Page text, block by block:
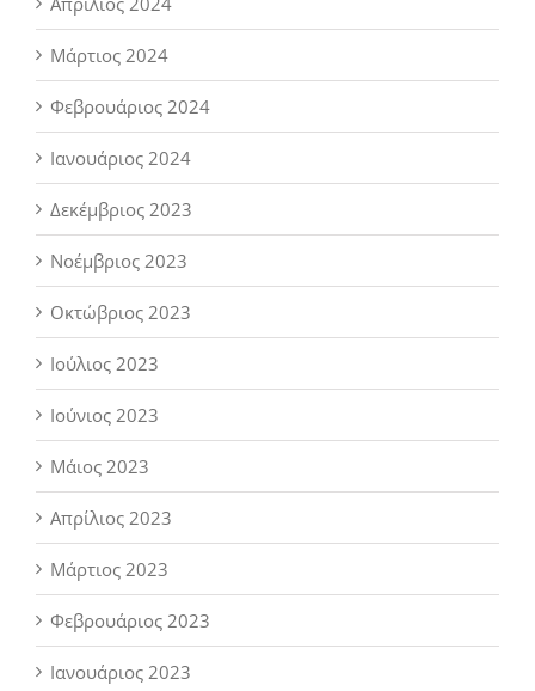
Μάρτιος 2024
Φεβρουάριος 2024
Ιανουάριος 2024
Δεκέμβριος 2023
Νοέμβριος 2023
Οκτώβριος 2023
Ιούλιος 2023
Ιούνιος 2023
Μάιος 2023
Απρίλιος 2023
Μάρτιος 2023
Φεβρουάριος 2023
Ιανουάριος 2023